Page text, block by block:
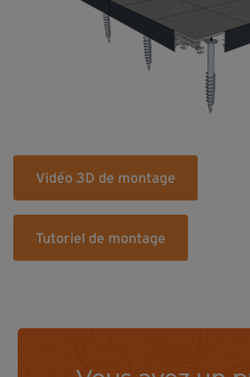
Vidéo 3D de montage
Tutoriel de montage